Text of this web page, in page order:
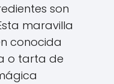
son
maravilla
conocida
o tarta de